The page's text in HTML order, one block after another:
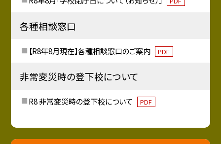
各種相談窓口
【R8年8月現在】各種相談窓口のご案内 PDF
非常変災時の登下校について
R8 非常変災時の登下校について PDF